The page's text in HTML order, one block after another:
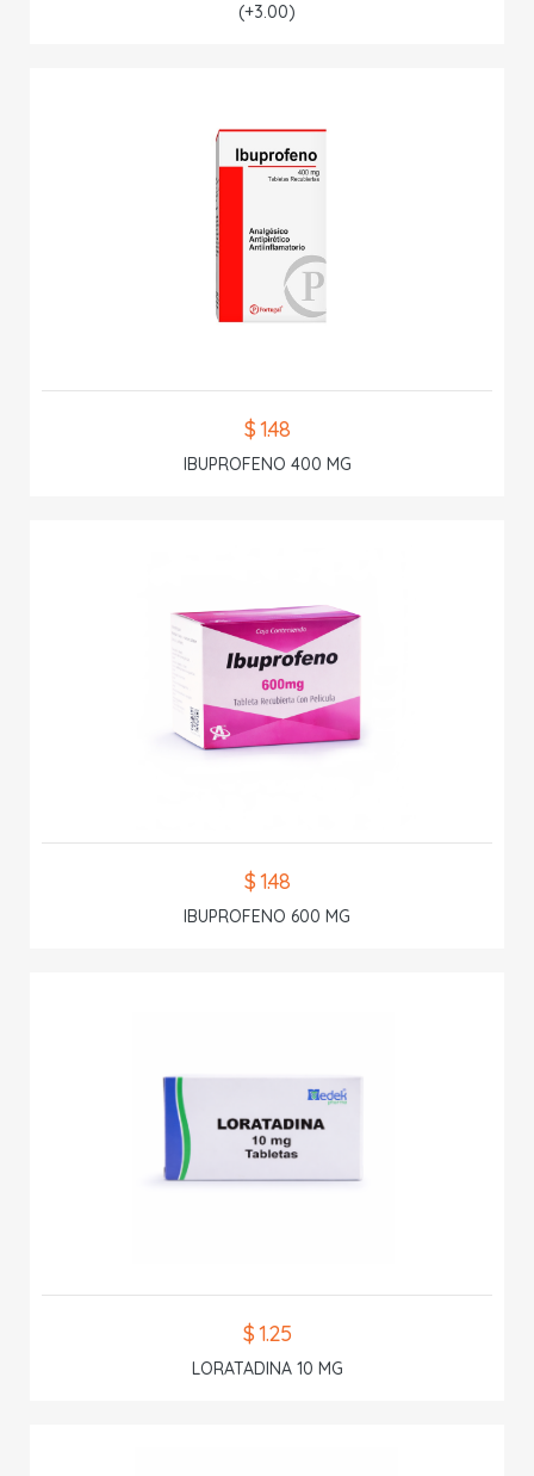
(+3.00)
$ 1.48
IBUPROFENO 400 MG
$ 1.48
IBUPROFENO 600 MG
$ 1.25
LORATADINA 10 MG